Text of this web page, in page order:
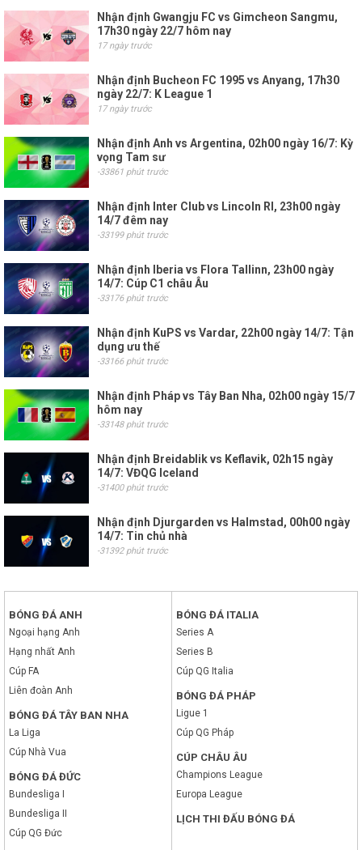
Nhận định Gwangju FC vs Gimcheon Sangmu,
17h30 ngày 22/7 hôm nay
17 ngày trước
Nhận định Bucheon FC 1995 vs Anyang, 17h30
ngày 22/7: K League 1
17 ngày trước
Nhận định Anh vs Argentina, 02h00 ngày 16/7: Kỳ
vọng Tam sư
-33861 phút trước
Nhận định Inter Club vs Lincoln RI, 23h00 ngày
14/7 đêm nay
-33199 phút trước
Nhận định Iberia vs Flora Tallinn, 23h00 ngày
14/7: Cúp C1 châu Âu
-33176 phút trước
Nhận định KuPS vs Vardar, 22h00 ngày 14/7: Tận
dụng ưu thế
-33166 phút trước
Nhận định Pháp vs Tây Ban Nha, 02h00 ngày 15/7
hôm nay
-33148 phút trước
Nhận định Breidablik vs Keflavik, 02h15 ngày
14/7: VĐQG Iceland
-31400 phút trước
Nhận định Djurgarden vs Halmstad, 00h00 ngày
14/7: Tin chủ nhà
-31392 phút trước
BÓNG ĐÁ ANH
Ngoại hạng Anh
Hạng nhất Anh
Cúp FA
Liên đoàn Anh
BÓNG ĐÁ TÂY BAN NHA
La Liga
Cúp Nhà Vua
BÓNG ĐÁ ĐỨC
Bundesliga I
Bundesliga II
Cúp QG Đức
BÓNG ĐÁ ITALIA
Series A
Series B
Cúp QG Italia
BÓNG ĐÁ PHÁP
Ligue 1
Cúp QG Pháp
CÚP CHÂU ÂU
Champions League
Europa League
LỊCH THI ĐẤU BÓNG ĐÁ